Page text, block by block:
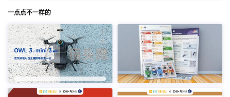
一点点不一样的